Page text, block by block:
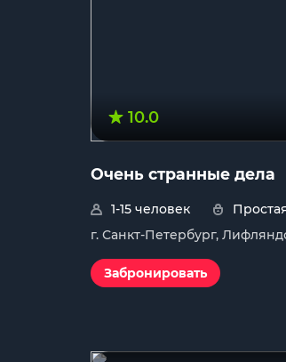
10.0
Очень странные дела
1-15 человек
г. Санкт-Петербург,
Забронировать